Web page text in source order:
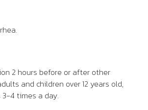
2 hours before or after other
and children over 12 years old,
4 times a day.